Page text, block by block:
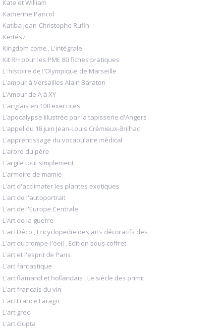
Kate et William
Katherine Pancol
Katiba Jean-Christophe Rufin
Kertész
Kingdom come , L'intégrale
Kit RH pour les PME 80 fiches pratiques
L' histoire de l'Olympique de Marseille
L'amour à Versailles Alain Baraton
L'Amour de A à XY
L'anglais en 100 exercices
L'apocalypse illustrée par la tapisserie d'Angers
L'appel du 18 juin Jean-Louis Crémieux-Brilhac
L'apprentissage du vocabulaire médical
L'arbre du père
L'argile tout simplement
L'armoire de mamie
L'art d'acclimater les plantes exotiques
L'art de l'autoportrait
L'art de l'Europe Centrale
L'Art de la guerre
L'art Déco , Encyclopedie des arts décoratifs des
L'art du trompe-l'oeil , Edition sous coffret
L'art et l'esprit de Paris
L'art fantastique
L'art flamand et hollandais , Le siècle des primit
L'art français du vin
L'art France Farago
L'art grec
L'art Gupta